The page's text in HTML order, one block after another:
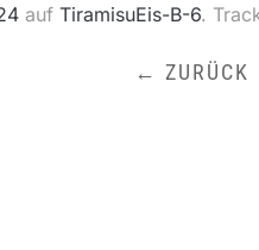
auf TiramisuEis-B-6.
← ZURÜCK